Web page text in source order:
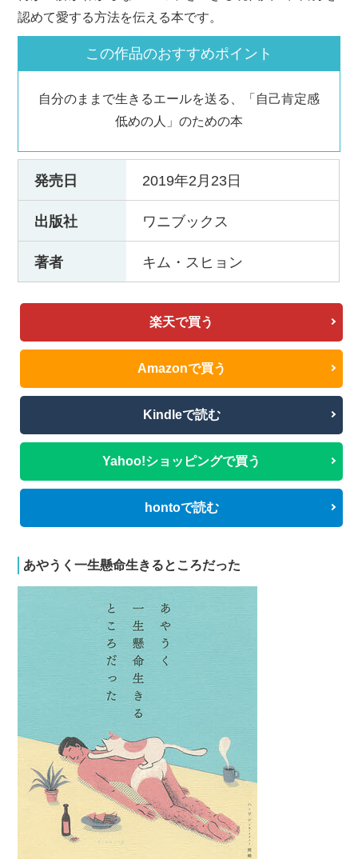
認めて愛する方法を伝える本です。
この作品のおすすめポイント
自分のままで生きるエールを送る、「自己肯定感
低めの人」のための本
発売日 2019年2月23日
出版社 ワニブックス
著者 キム・スヒョン
楽天で買う
Amazonで買う
Kindleで読む
Yahoo!ショッピングで買う
hontoで読む
あやうく一生懸命生きるところだった